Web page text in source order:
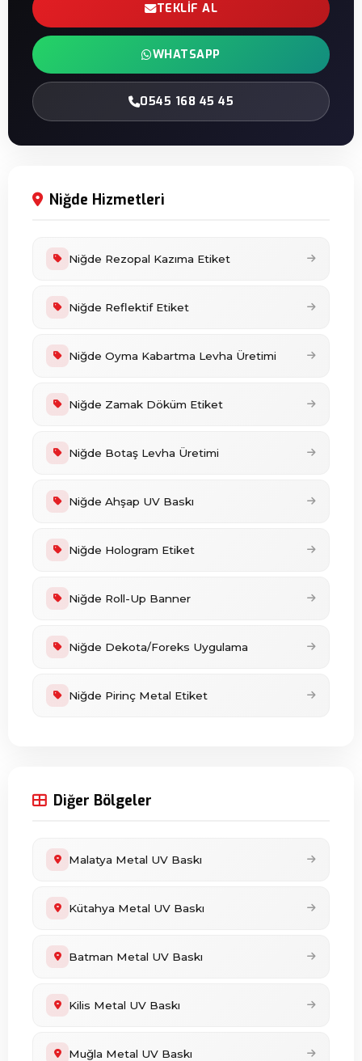
TEKLIF AL
WHATSAPP
0545 168 45 45
Niğde Hizmetleri
Niğde Rezopal Kazıma Etiket
Niğde Reflektif Etiket
Niğde Oyma Kabartma Levha Üretimi
Niğde Zamak Döküm Etiket
Niğde Botaş Levha Üretimi
Niğde Ahşap UV Baskı
Niğde Hologram Etiket
Niğde Roll-Up Banner
Niğde Dekota/Foreks Uygulama
Niğde Pirinç Metal Etiket
Diğer Bölgeler
Malatya Metal UV Baskı
Kütahya Metal UV Baskı
Batman Metal UV Baskı
Kilis Metal UV Baskı
Muğla Metal UV Baskı